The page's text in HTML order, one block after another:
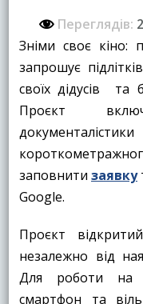
Переглядів:
Зніми своє кіно:
запрошує
своїх дідусів та
Проєкт
заповнити заявку
Google.
Проєкт
незалежно від
Для роботи на
смартфон та